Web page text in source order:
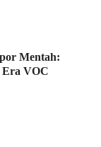
Mentah:
Era VOC